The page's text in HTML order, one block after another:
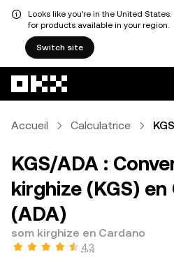
Looks like you're in the United
for products available in your region.
Switch site
Accueil Calculatrice
KGS/ADA :
kirghize (KGS)
(ADA)
som kirghize en Cardano
4,3